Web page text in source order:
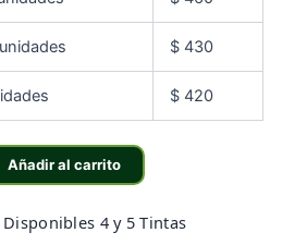
$430
$420
Añadir al carrito
4 y 5 Tintas